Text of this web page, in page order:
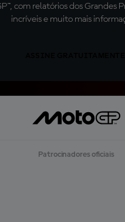
com relatórios dos Grandes
incríveis e muito mais
Patrocinadores oficiais